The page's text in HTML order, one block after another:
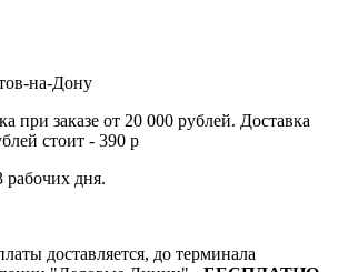
на-Дону
при заказе от 20 000 рублей. Доставка
стоит - 390 р
рабочих дня.
доставляется, до терминала